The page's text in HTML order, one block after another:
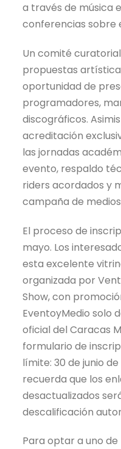
a través de música
conferencias sobre
Un comité
propuestas
oportunidad de
programadores,
discográficos.
acreditación
las jornadas
evento, respaldo
riders acordados y
campaña de
El proceso de
mayo. Los
esta excelente
organizada por
Show, con
EventoyMedio solo
oficial del Caracas
formulario de
límite: 30 de junio
recuerda que los
desactualizados
descalificación
Para optar a uno